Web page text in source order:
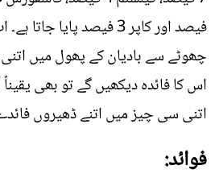
فیصد اور کاپر 3 فیصد
چھوٹے سے بادیان کے پھول میں
اس کا فائدہ دیکھیں گے تو بھی
اتنی سی چیز میں اتنے ڈھیروں
فوائد: